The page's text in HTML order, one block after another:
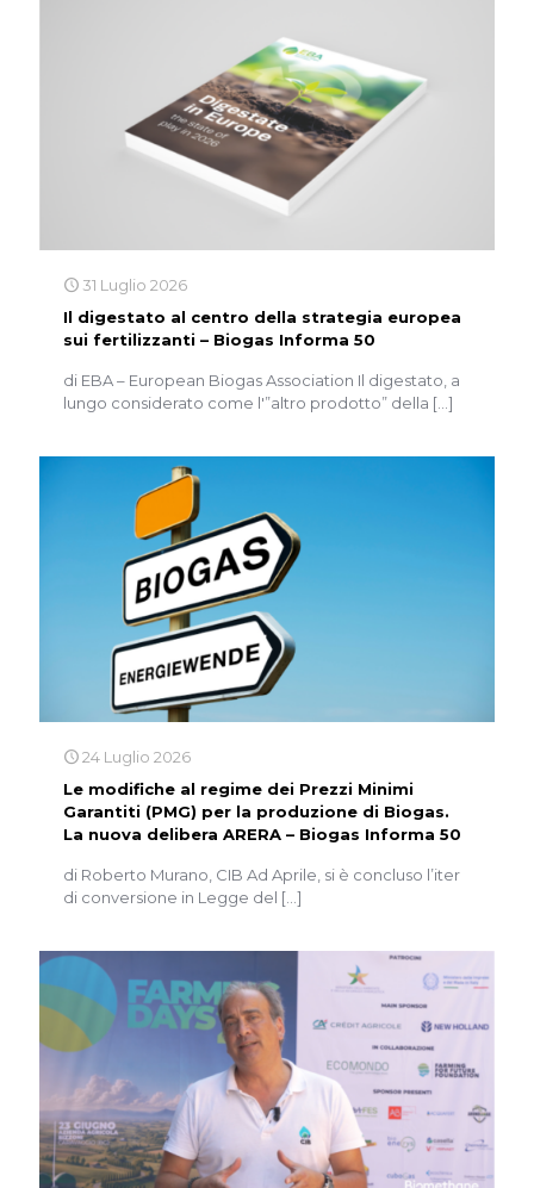
31 Luglio 2026
Il digestato al centro della strategia europea
sui fertilizzanti – Biogas Informa 50
di EBA – European Biogas Association Il digestato, a
lungo considerato come l'”altro prodotto” della […]
24 Luglio 2026
Le modifiche al regime dei Prezzi Minimi
Garantiti (PMG) per la produzione di Biogas.
La nuova delibera ARERA – Biogas Informa 50
di Roberto Murano, CIB Ad Aprile, si è concluso l’iter
di conversione in Legge del […]